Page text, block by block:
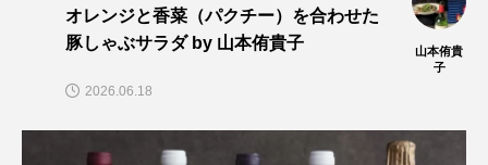
オレンジと香菜（パクチー）を合わせた
豚しゃぶサラダ by 山本侑貴子
山本侑貴
子
2026.06.18